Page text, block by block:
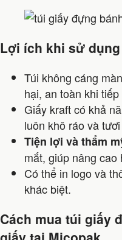
Lợi ích khi sử
Túi không cáng
hại, an toàn khi
Giấy kraft có khả
luôn khô ráo và
Tiện lợi và thẩm
mắt, giúp nâng
Có thể in logo và
khác biệt.
Cách mua túi giấy